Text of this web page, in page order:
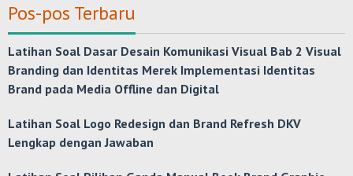
Pos-pos Terbaru
Latihan Soal Dasar Desain Komunikasi Visual Bab 2 Visual
Branding dan Identitas Merek Implementasi Identitas
Brand pada Media Offline dan Digital
Latihan Soal Logo Redesign dan Brand Refresh DKV
Lengkap dengan Jawaban